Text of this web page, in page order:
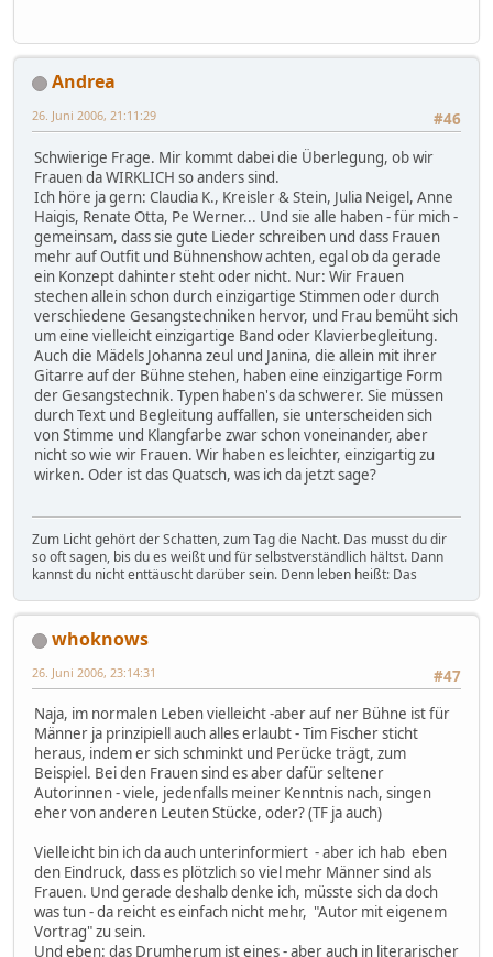
Andrea
#46
26. Juni 2006, 21:11:29
Schwierige Frage. Mir kommt dabei die Überlegung, ob wir
Frauen da WIRKLICH so anders sind.
Ich höre ja gern: Claudia K., Kreisler & Stein, Julia Neigel, Anne
Haigis, Renate Otta, Pe Werner... Und sie alle haben - für mich -
gemeinsam, dass sie gute Lieder schreiben und dass Frauen
mehr auf Outfit und Bühnenshow achten, egal ob da gerade
ein Konzept dahinter steht oder nicht. Nur: Wir Frauen
stechen allein schon durch einzigartige Stimmen oder durch
verschiedene Gesangstechniken hervor, und Frau bemüht sich
um eine vielleicht einzigartige Band oder Klavierbegleitung.
Auch die Mädels Johanna zeul und Janina, die allein mit ihrer
Gitarre auf der Bühne stehen, haben eine einzigartige Form
der Gesangstechnik. Typen haben's da schwerer. Sie müssen
durch Text und Begleitung auffallen, sie unterscheiden sich
von Stimme und Klangfarbe zwar schon voneinander, aber
nicht so wie wir Frauen. Wir haben es leichter, einzigartig zu
wirken. Oder ist das Quatsch, was ich da jetzt sage?
Zum Licht gehört der Schatten, zum Tag die Nacht. Das musst du dir
so oft sagen, bis du es weißt und für selbstverständlich hältst. Dann
kannst du nicht enttäuscht darüber sein. Denn leben heißt: Das
whoknows
#47
26. Juni 2006, 23:14:31
Naja, im normalen Leben vielleicht -aber auf ner Bühne ist für
Männer ja prinzipiell auch alles erlaubt - Tim Fischer sticht
heraus, indem er sich schminkt und Perücke trägt, zum
Beispiel. Bei den Frauen sind es aber dafür seltener
Autorinnen - viele, jedenfalls meiner Kenntnis nach, singen
eher von anderen Leuten Stücke, oder? (TF ja auch)
Vielleicht bin ich da auch unterinformiert - aber ich hab eben
den Eindruck, dass es plötzlich so viel mehr Männer sind als
Frauen. Und gerade deshalb denke ich, müsste sich da doch
was tun - da reicht es einfach nicht mehr, "Autor mit eigenem
Vortrag" zu sein.
Und eben: das Drumherum ist eines - aber auch in literarischer